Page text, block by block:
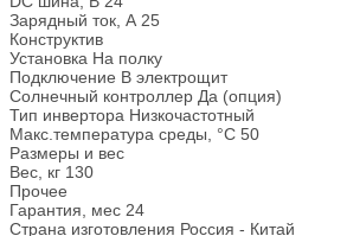
Зарядный ток, А 25
Конструктив
Установка На полку
Подключение В электрощит
Солнечный контроллер Да (опция)
Тип инвертора Низкочастотный
Макс.температура среды, °С 50
Размеры и вес
Вес, кг 130
Прочее
Гарантия, мес 24
Страна изготовления Россия - Китай